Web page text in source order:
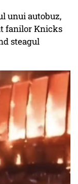
unui autobuz,
fanilor Knicks
steagul